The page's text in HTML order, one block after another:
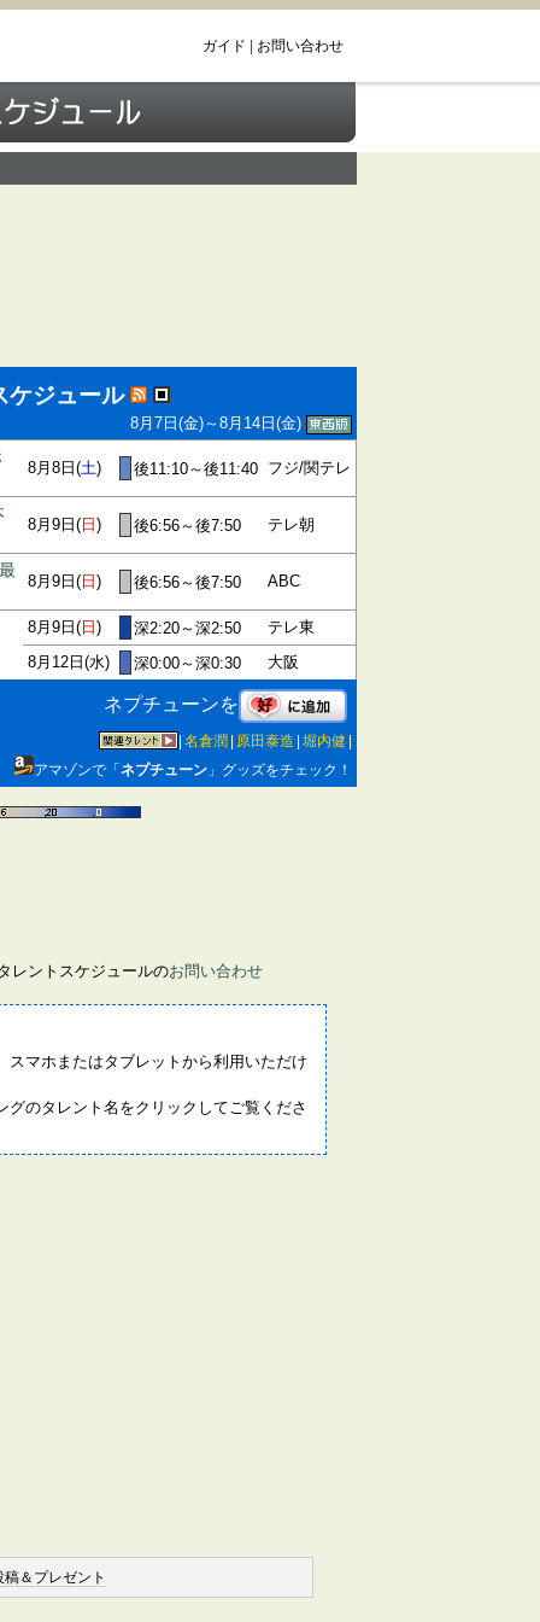
ガイド お問い合わせ
ケジュール
8月7日(金)～8月14日(金)
8月8日(土) 後11:10～後11:40 フジ/関テレ
8月9日( 日 ) 後6:56～後7:50 テレ朝
8月9日( 日 ) 後6:56～後7:50 ABC
8月9日( 日 ) 深2:20～深2:50
テレ東
8月12日(水)
深0:00～深0:30 大阪
ネプチューンを
名倉潤 原田泰造 堀内健
アマゾンで「 ネプチューン 」グッズをチェック！
レントスケジュールのお問い合わせ
マホまたはタブレットから利用いただけ
グのタレント名をクリックしてご覧くださ
稿＆プレゼント